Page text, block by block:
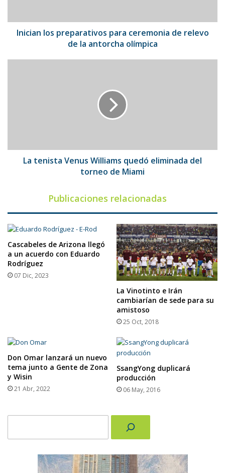
la
antorcha
Inician los preparativos para ceremonia de relevo
de la antorcha olímpica
de
MiamiLa tenista Venus Williams quedó eliminada del
torneo de Miami
Publicaciones relacionadas
Cascabeles de Arizona llegó
a un acuerdo con Eduardo
Rodríguez
07 Dic, 2023
La Vinotinto e Irán
cambiarían de sede para su
amistoso
25 Oct, 2018
Don Omar lanzará un nuevo
tema junto a Gente de Zona
y Wisin
21 Abr, 2022
SsangYong duplicará
producción
06 May, 2016